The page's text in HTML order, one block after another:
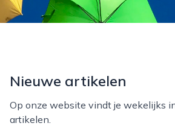
Nieuwe artikelen
Op onze website vindt je wekelijks
artikelen.